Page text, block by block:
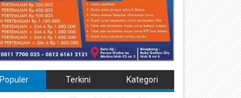
Populer Terkini Kategori